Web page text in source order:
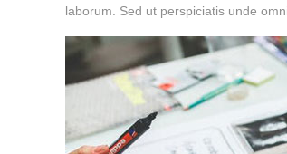
laborum. Sed ut perspiciatis unde